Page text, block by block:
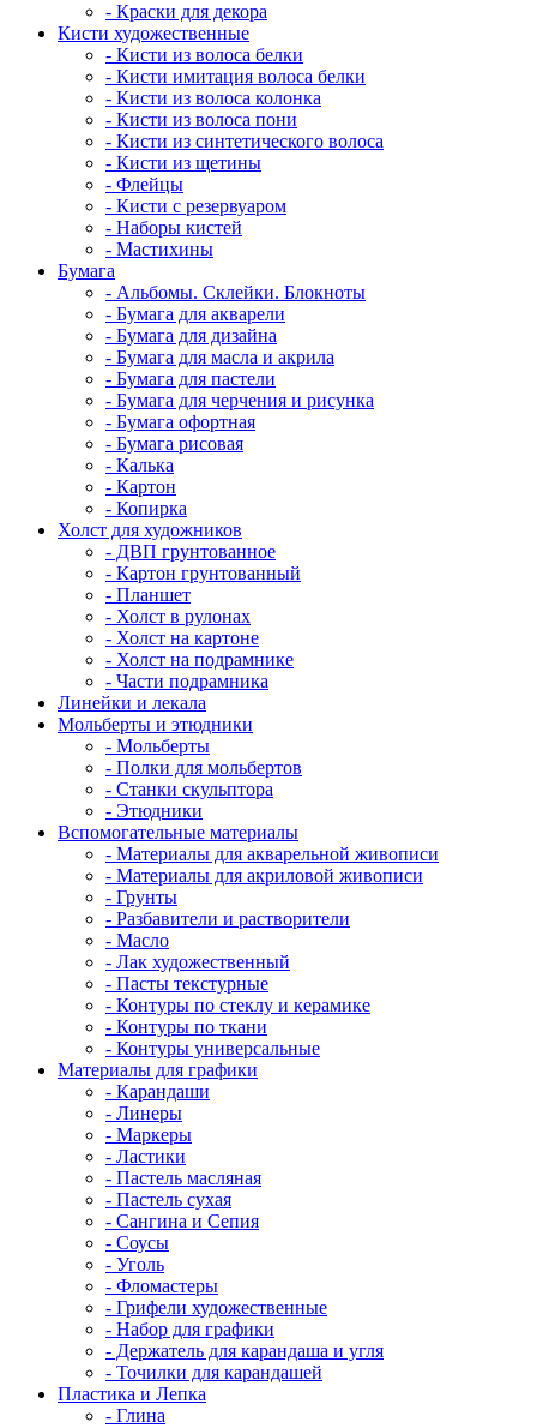
- Краски для декора
Кисти художественные
- Кисти из волоса белки
- Кисти имитация волоса белки
- Кисти из волоса колонка
- Кисти из волоса пони
- Кисти из синтетического волоса
- Кисти из щетины
- Флейцы
- Кисти с резервуаром
- Наборы кистей
- Мастихины
Бумага
- Альбомы. Склейки. Блокноты
- Бумага для акварели
- Бумага для дизайна
- Бумага для масла и акрила
- Бумага для пастели
- Бумага для черчения и рисунка
- Бумага офортная
- Бумага рисовая
- Калька
- Картон
- Копирка
Холст для художников
- ДВП грунтованное
- Картон грунтованный
- Планшет
- Холст в рулонах
- Холст на картоне
- Холст на подрамнике
- Части подрамника
Линейки и лекала
Мольберты и этюдники
- Мольберты
- Полки для мольбертов
- Станки скульптора
- Этюдники
Вспомогательные материалы
- Материалы для акварельной живописи
- Материалы для акриловой живописи
- Грунты
- Разбавители и растворители
- Масло
- Лак художественный
- Пасты текстурные
- Контуры по стеклу и керамике
- Контуры по ткани
- Контуры универсальные
Материалы для графики
- Карандаши
- Линеры
- Маркеры
- Ластики
- Пастель масляная
- Пастель сухая
- Сангина и Сепия
- Соусы
- Уголь
- Фломастеры
- Грифели художественные
- Набор для графики
- Держатель для карандаша и угля
- Точилки для карандашей
Пластика и Лепка
- Глина